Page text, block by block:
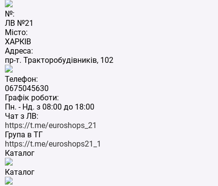
№:
ЛВ №21
Місто:
ХАРКІВ
Адреса:
пр-т. Тракторобудівників, 102
Телефон:
0675045630
Графік роботи:
Пн. - Нд. з 08:00 до 18:00
Чат з ЛВ:
https://t.me/euroshops_21
Група в ТГ
https://t.me/euroshops21_1
Каталог
Каталог